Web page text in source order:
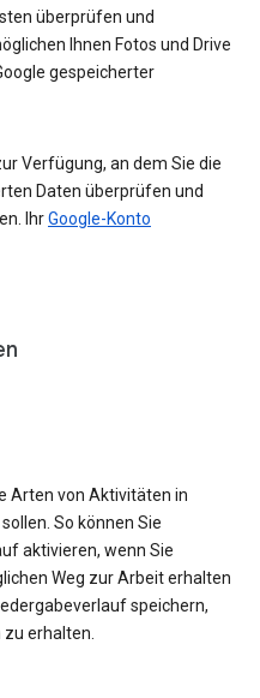
überprüfen und
Ihnen Fotos und Drive
gespeicherter
Verfügung, an dem Sie die
Daten überprüfen und
IhrGoogle-Konto
Arten von Aktivitäten in
So können Sie
aktivieren, wenn Sie
Weg zur Arbeit erhalten
speichern,
erhalten.